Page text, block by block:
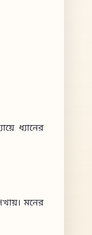
ধ্যানের
মনের